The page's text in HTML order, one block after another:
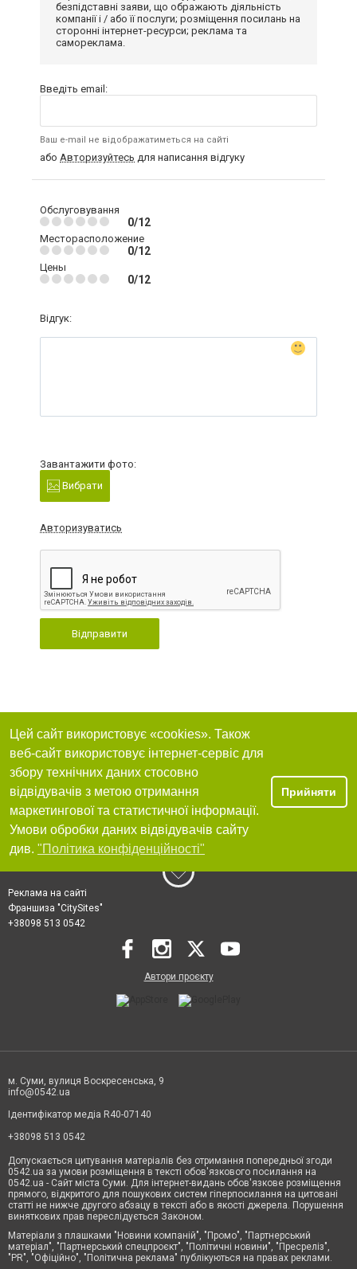
безпідставні заяви, що ображають діяльність
компанії і / або її послуги; розміщення посилань на
сторонні інтернет-ресурси; реклама та
самореклама.
Введіть email:
Ваш e-mail не відображатиметься на сайті
або Авторизуйтесь для написання відгуку
Обслуговування
0/12
Месторасположение
0/12
Цены
0/12
Відгук:
Завантажити фото:
Вибрати
Авторизуватись
Відправити
Цей сайт використовує «cookies». Також
веб-сайт використовує інтернет-сервіс для
збору технічних даних стосовно
відвідувачів з метою отримання
маркетингової та статистичної інформації.
Умови обробки даних відвідувачів сайту
див. "Політика конфіденційності"
Прийняти
Реклама на сайті
Франшиза "CitySites"
+38098 513 0542
Автори проєкту
м. Суми, вулиця Воскресенська, 9
info@0542.ua
Ідентифікатор медіа R40-07140
+38098 513 0542
Допускається цитування матеріалів без отримання попередньої згоди
0542.ua за умови розміщення в тексті обов'язкового посилання на
0542.ua - Сайт міста Суми. Для інтернет-видань обов'язкове розміщення
прямого, відкритого для пошукових систем гіперпосилання на цитовані
статті не нижче другого абзацу в тексті або в якості джерела. Порушення
виняткових прав переслідується Законом.
Матеріали з плашками "Новини компаній", "Промо", "Партнерський
матеріал", "Партнерський спецпроєкт", "Політичні новини", "Пресреліз",
"PR", "Офіційно", "Політична реклама" публікуються на правах реклами.